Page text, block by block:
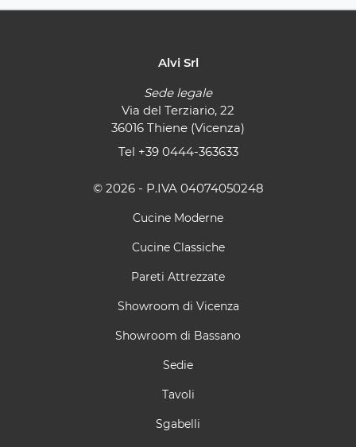
Alvi Srl
Sede legale
Via del Terziario, 22
36016 Thiene (Vicenza)
Tel +39 0444-363633
© 2026 - P.IVA 04074050248
Cucine Moderne
Cucine Classiche
Pareti Attrezzate
Showroom di Vicenza
Showroom di Bassano
Sedie
Tavoli
Sgabelli